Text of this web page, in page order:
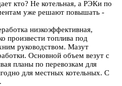
кто? Не котельная, а РЭКи по
уже решают повышать -
низкоэффективная,
произвести топлива под
руководством. Мазут
Основной объем везут с
планы по перевозкам для
для местных котельных. С